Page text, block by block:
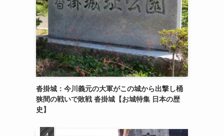
沓掛城：今川義元の大軍がこの城から出撃し桶
狭間の戦いで敗戦 沓掛城【お城特集 日本の歴
史】